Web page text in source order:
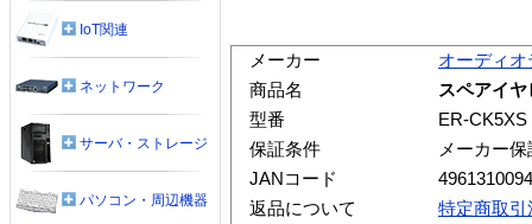
メーカー
オーディ
商品名
スペアイ
型番
ER-CK5XS
保証条件
メーカー保
JANコード
返品について
特定商取
IoT関連
ネットワーク
サーバ・ストレージ
パソコン・周辺機器